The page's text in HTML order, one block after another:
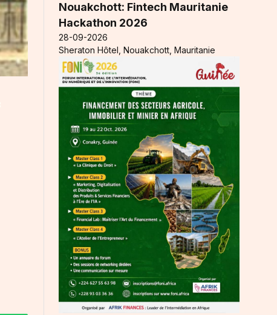
Nouakchott: Fintech Mauritanie
Hackathon 2026
28-09-2026
Sheraton Hôtel, Nouakchott, Mauritanie